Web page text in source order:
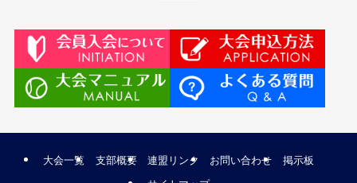
大会一覧 支部概要 連盟リンク お問い合わせ 掲示板